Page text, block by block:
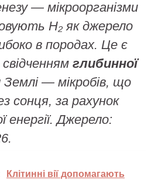
— мікроорганізми
H₂ як джерело
в породах. Це є
глибинної
Землі — мікробів, що
сонця, за рахунок
енергії. Джерело:
Клітинні вії допомагають